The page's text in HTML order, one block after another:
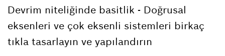
Devrim niteliğinde basitlik - Doğrusal
eksenleri ve çok eksenli sistemleri birkaç
tıkla tasarlayın ve yapılandırın